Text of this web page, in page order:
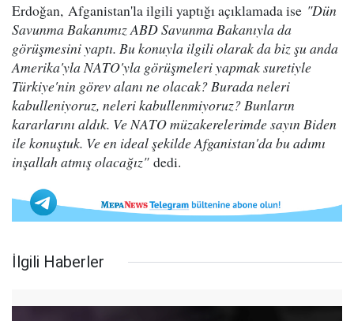
Erdoğan, Afganistan'la ilgili yaptığı açıklamada ise "Dün
Savunma Bakanımız ABD Savunma Bakanıyla da
görüşmesini yaptı. Bu konuyla ilgili olarak da biz şu anda
Amerika'yla NATO'yla görüşmeleri yapmak suretiyle
Türkiye'nin görev alanı ne olacak? Burada neleri
kabulleniyoruz, neleri kabullenmiyoruz? Bunların
kararlarını aldık. Ve NATO müzakerelerimde sayın Biden
ile konuştuk. Ve en ideal şekilde Afganistan'da bu adımı
inşallah atmış olacağız"dedi.
İlgili Haberler